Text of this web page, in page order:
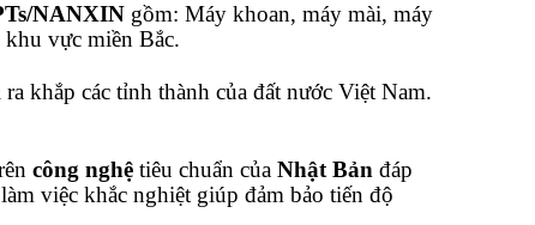
NANXINgồm: Máy khoan, máy mài, máy
khu vực miền Bắc.
khắp các tỉnh thành của đất nước Việt Nam.
công nghệtiêu chuẩn của Nhật Bản đáp
việc khắc nghiệt giúp đảm bảo tiến độ